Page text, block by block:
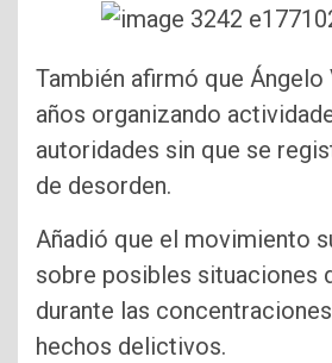
También afirmó que Ángelo
años organizando
autoridades sin que se
de desorden.
Añadió que el movimiento
sobre posibles situaciones
durante las
hechos delictivos.